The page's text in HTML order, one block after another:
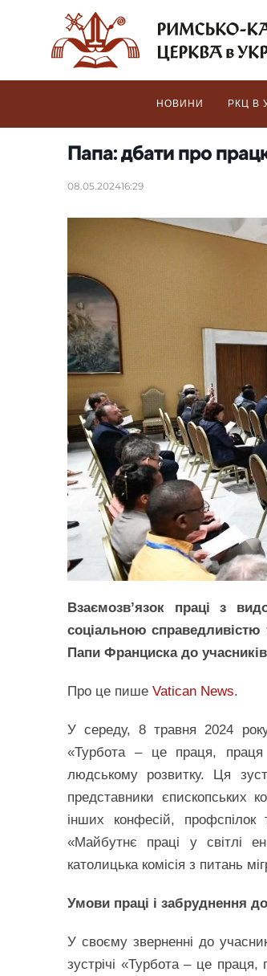
НОВИНИ РКЦ В
Папа: дбати про
08.05.202416:29
Взаємозв’язок праці з
соціальною
Папи Франциска до
Про це пише Vatican News.
У середу, 8 травня 2024
«Турбота – це праця, праця
людському розвитку. Ця
представники єпископських
інших конфесій,
«Майбутнє праці у світлі
католицька комісія з питань
Умови праці і забруднення
У своєму зверненні до
зустрічі «Турбота – це